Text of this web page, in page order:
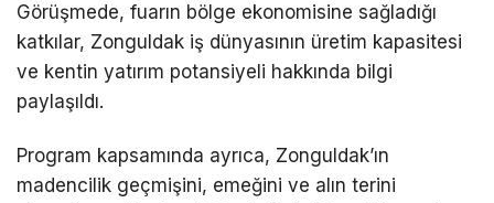
Görüşmede, fuarın bölge ekonomisine sağladığı
katkılar, Zonguldak iş dünyasının üretim kapasitesi
ve kentin yatırım potansiyeli hakkında bilgi
paylaşıldı.
Program kapsamında ayrıca, Zonguldak’ın
madencilik geçmişini, emeğini ve alın terini